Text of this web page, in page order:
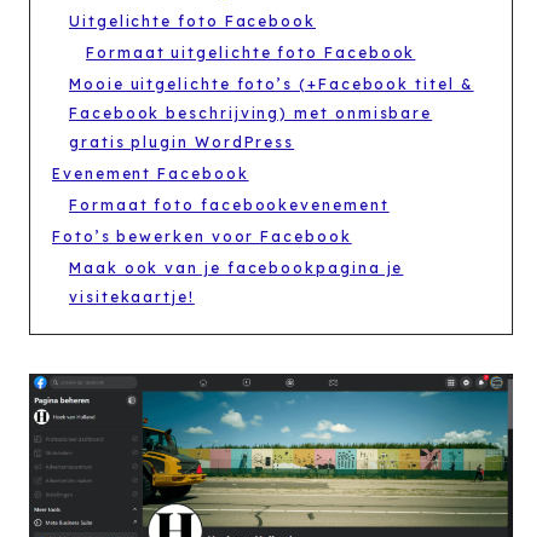
Uitgelichte foto Facebook
Formaat uitgelichte foto Facebook
Mooie uitgelichte foto’s (+Facebook titel &
Facebook beschrijving) met onmisbare
gratis plugin WordPress
Evenement Facebook
Formaat foto facebookevenement
Foto’s bewerken voor Facebook
Maak ook van je facebookpagina je
visitekaartje!